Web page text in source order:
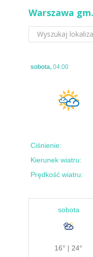
Warszawa
sobota, 04:00
Ciśnienie:
Kierunek wiatru:
Prędkość wiatru:
sobota
16° | 24°